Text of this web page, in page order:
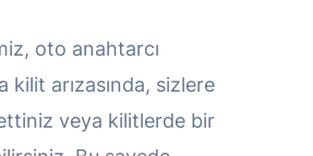
oto anahtarcı
arızasında, sizlere
veya kilitlerde bir